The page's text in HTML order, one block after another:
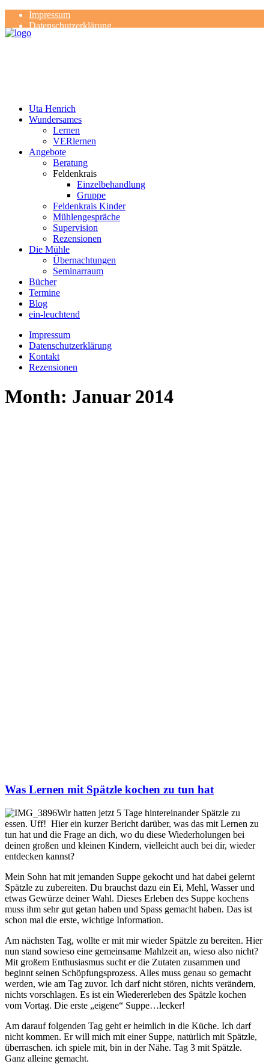
Impressum
Datenschutzerklärung
Kontakt
Uta Henrich
Wundersames
Lernen
VERlernen
Angebote
Beratung
Feldenkrais
Einzelbehandlung
Gruppe
Feldenkrais Kinder
Mühlengespräche
Supervision
Rezensionen
Die Mühle
Übernachtungen
Seminarraum
Bücher
Termine
Blog
ein-leuchtend
Impressum
Datenschutzerklärung
Kontakt
Rezensionen
Month: Januar 2014
Was Lernen mit Spätzle kochen zu tun hat
Wir hatten jetzt 5 Tage hintereinander Spätzle zu
essen. Uff! Hier ein kurzer Bericht darüber, was das mit Lernen zu
tun hat und die Frage an dich, wo du diese Wiederholungen bei
deinen großen und kleinen Kindern, vielleicht auch bei dir, wieder
entdecken kannst?
Mein Sohn hat mit jemanden Suppe gekocht und hat dabei gelernt
Spätzle zu zubereiten. Du brauchst dazu ein Ei, Mehl, Wasser und
etwas Gewürze deiner Wahl. Dieses Erleben des Suppe kochens
muss ihm sehr gut getan haben und Spass gemacht haben. Das ist
schon mal die erste, wichtige Information.
Am nächsten Tag, wollte er mit mir wieder Spätzle zu bereiten. Hier
nun stand sowieso eine gemeinsame Mahlzeit an, wieso also nicht?
Mit großem Enthusiasmus sucht er die Zutaten zusammen und
beginnt seinen Schöpfungsprozess. Alles muss genau so gemacht
werden, wie am Tag zuvor. Ich darf nicht stören, nichts verändern,
nichts vorschlagen. Es ist ein Wiedererleben des Spätzle kochen
vom Vortag. Die erste „eigene“ Suppe…lecker!
Am darauf folgenden Tag geht er heimlich in die Küche. Ich darf
nicht kommen. Er will mich mit einer Suppe, natürlich mit Spätzle,
überraschen. ich spiele mit, bin in der Nähe. Tag 3 mit Spätzle.
Ganz alleine gemacht.